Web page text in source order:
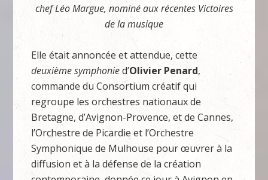
chef Léo Margue, nominé aux récentes Victoires
de la musique
Elle était annoncée et attendue, cette
deuxième symphonied’Olivier Penard,
commande du Consortium créatif qui
regroupe les orchestres nationaux de
Bretagne, d’Avignon-Provence, et de Cannes,
l’Orchestre de Picardie et l’Orchestre
Symphonique de Mulhouse pour œuvrer à la
diffusion et à la défense de la création